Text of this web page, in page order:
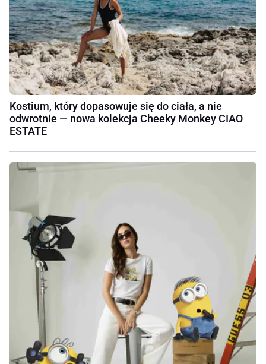
Kostium, który dopasowuje się do ciała, a nie
odwrotnie — nowa kolekcja Cheeky Monkey CIAO
ESTATE